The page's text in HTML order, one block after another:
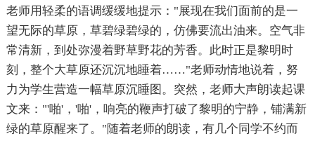
老师用轻柔的语调缓缓地提示："展现在我们面前的是一
望无际的草原，草碧绿碧绿的，仿佛要流出油来。空气非
常清新，到处弥漫着野草野花的芳香。此时正是黎明时
刻，整个大草原还沉沉地睡着……"老师动情地说着，努
力为学生营造一幅草原沉睡图。突然，老师大声朗读起课
文来："'啪'，'啪'，响亮的鞭声打破了黎明的宁静，铺满新
绿的草原醒来了。"随着老师的朗读，有几个同学不约而